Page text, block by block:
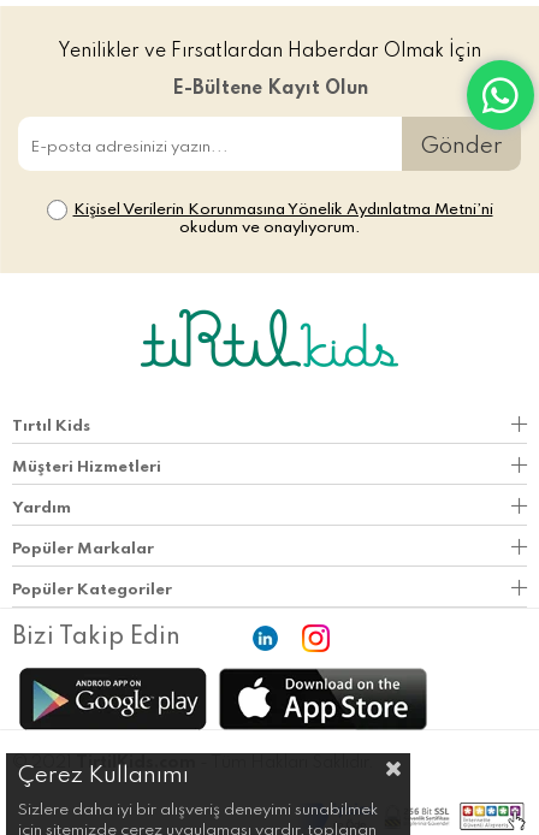
Yenilikler ve Fırsatlardan Haberdar Olmak İçin
E-Bültene Kayıt Olun
Gönder
Kişisel Verilerin Korunmasına Yönelik Aydınlatma Metni’ni
okudum ve onaylıyorum.
Tırtıl Kids
Müşteri Hizmetleri
Yardım
Popüler Markalar
Popüler Kategoriler
Bizi Takip Edin
© 2021 TirtilKids.com
Çerez Kullanımı
Sizlere daha iyi bir alışveriş deneyimi sunabilmek
için sitemizde çerez uygulaması vardır, toplanan